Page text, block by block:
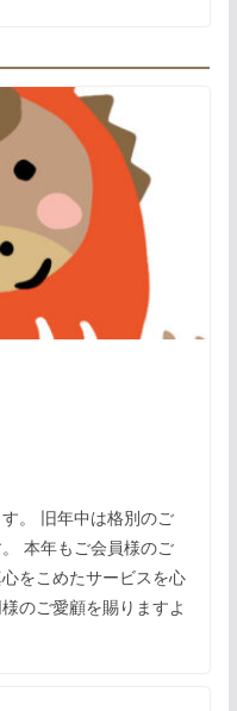
。 旧年中は格別のご
本年もご会員様のご
をこめたサービスを心
のご愛顧を賜りますよ